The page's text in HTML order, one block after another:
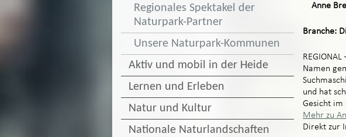
Regionales Spektakel der
Naturpark-Partner
Unsere Naturpark-Kommunen
Aktiv und mobil in der Heide
Lernen und Erleben
Natur und Kultur
Nationale Naturlandschaften
Anne
Branche:
Namen
und hat
Gesicht im
Mehr zu
Direkt zur